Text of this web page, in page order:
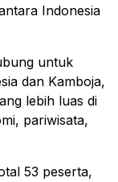
Indonesia
untuk
dan Kamboja,
lebih luas di
pariwisata,
53 peserta,